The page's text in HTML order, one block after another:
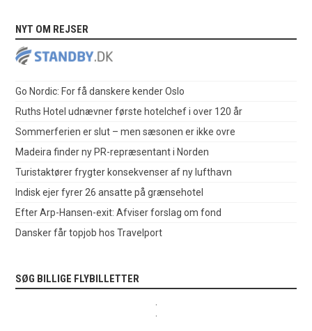
NYT OM REJSER
Go Nordic: For få danskere kender Oslo
Ruths Hotel udnævner første hotelchef i over 120 år
Sommerferien er slut – men sæsonen er ikke ovre
Madeira finder ny PR-repræsentant i Norden
Turistaktører frygter konsekvenser af ny lufthavn
Indisk ejer fyrer 26 ansatte på grænsehotel
Efter Arp-Hansen-exit: Afviser forslag om fond
Dansker får topjob hos Travelport
SØG BILLIGE FLYBILLETTER